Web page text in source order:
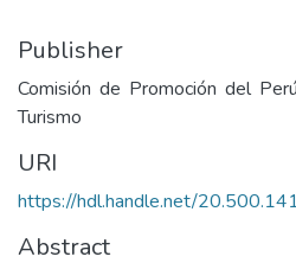
Publisher
Comisión de Promoción del
Turismo
URI
https://hdl.handle.net/
Abstract